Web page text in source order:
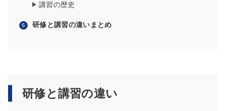
講習の歴史
研修と講習の違いまとめ
研修と講習の違い